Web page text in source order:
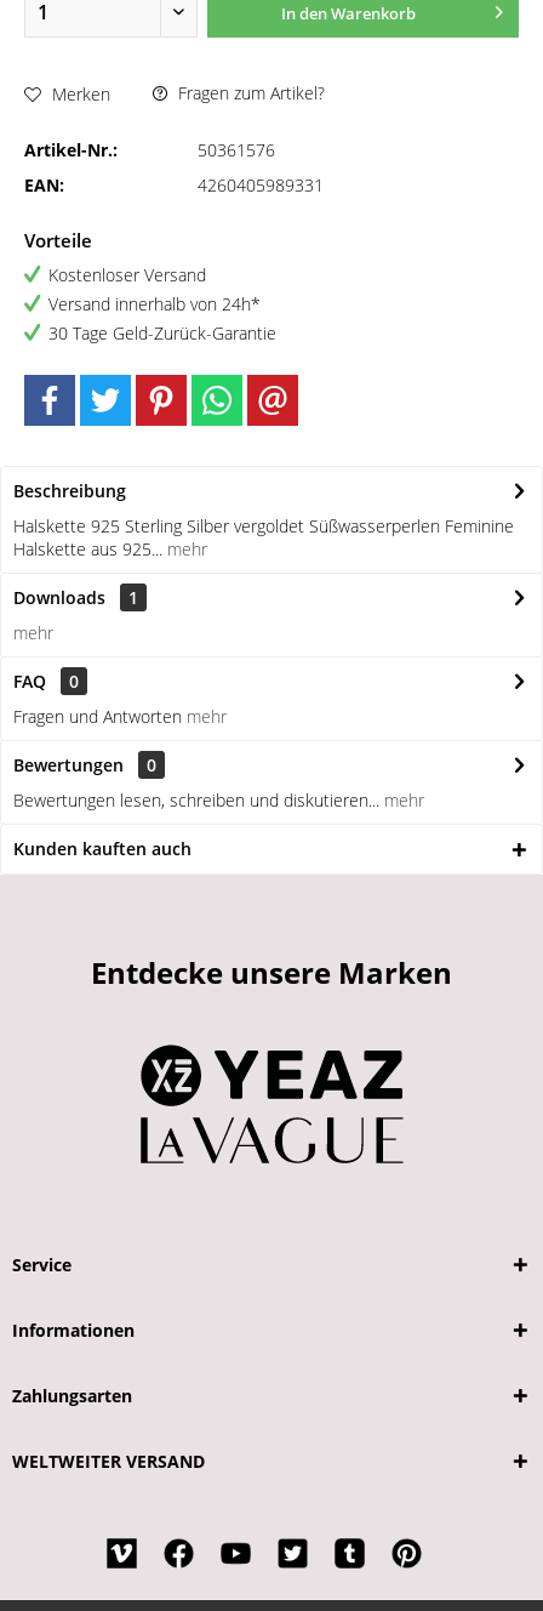
In denWarenkorb
Merken Fragen zum Artikel?
Artikel-Nr.:
50361576
EAN:
4260405989331
Vorteile
Kostenloser Versand
Versand innerhalb von 24h*
30 Tage Geld-Zurück-Garantie
Beschreibung
Halskette 925 Sterling Silber vergoldet Süßwasserperlen Feminine
Halskette aus 925... mehr
Downloads
1
mehr
FAQ
0
Fragen und Antworten mehr
Bewertungen
0
Bewertungen lesen, schreiben und diskutieren... mehr
Kunden kauften auch
Entdecke unsere Marken
Service
Informationen
Zahlungsarten
WELTWEITER VERSAND